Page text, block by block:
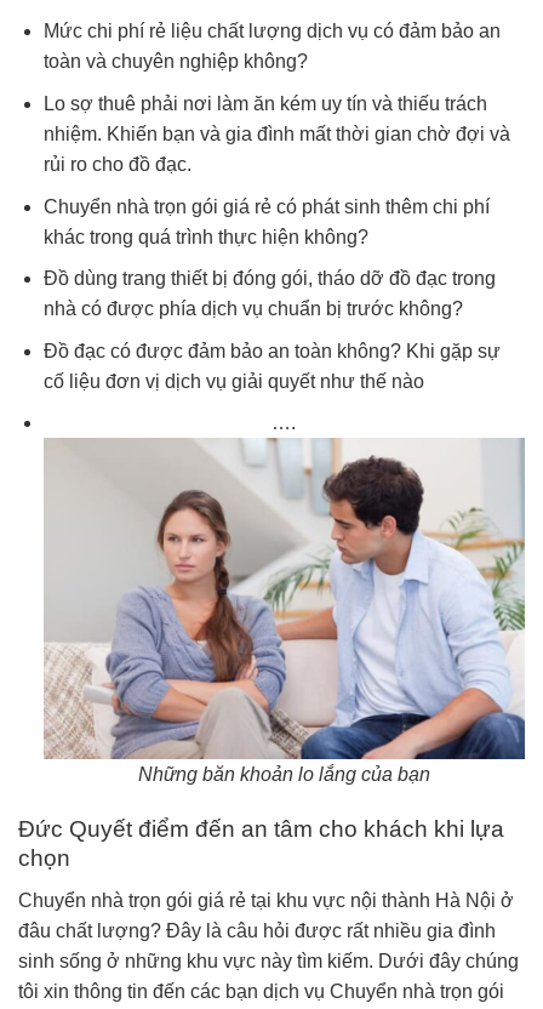
Mức chi phí rẻ liệu chất lượng dịch vụ có đảm bảo an
toàn và chuyên nghiệp không?
Lo sợ thuê phải nơi làm ăn kém uy tín và thiếu trách
nhiệm. Khiến bạn và gia đình mất thời gian chờ đợi và
rủi ro cho đồ đạc.
Chuyển nhà trọn gói giá rẻ có phát sinh thêm chi phí
khác trong quá trình thực hiện không?
Đồ dùng trang thiết bị đóng gói, tháo dỡ đồ đạc trong
nhà có được phía dịch vụ chuẩn bị trước không?
Đồ đạc có được đảm bảo an toàn không? Khi gặp sự
cố liệu đơn vị dịch vụ giải quyết như thế nào
….
Những băn khoản lo lắng của bạn
Đức Quyết điểm đến an tâm cho khách khi lựa
chọn
Chuyển nhà trọn gói giá rẻ tại khu vực nội thành Hà Nội ở
đâu chất lượng? Đây là câu hỏi được rất nhiều gia đình
sinh sống ở những khu vực này tìm kiếm. Dưới đây chúng
tôi xin thông tin đến các bạn dịch vụ Chuyển nhà trọn gói